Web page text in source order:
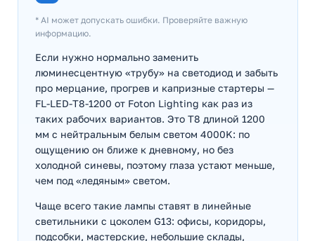
* AI может допускать ошибки. Проверяйте важную
информацию.
Если нужно нормально заменить
люминесцентную «трубу» на светодиод и забыть
про мерцание, прогрев и капризные стартеры —
FL-LED-T8-1200 от Foton Lighting как раз из
таких рабочих вариантов. Это T8 длиной 1200
мм с нейтральным белым светом 4000K: по
ощущению он ближе к дневному, но без
холодной синевы, поэтому глаза устают меньше,
чем под «ледяным» светом.
Чаще всего такие лампы ставят в линейные
светильники с цоколем G13: офисы, коридоры,
подсобки, мастерские, небольшие склады,